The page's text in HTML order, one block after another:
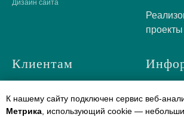
Дизайн сайта
проекты
Клиентам
Отзывы
К нашему сайту подключен сервис веб-
Метрика, использующий cookie —